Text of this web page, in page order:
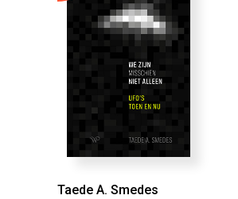
Taede A. Smedes